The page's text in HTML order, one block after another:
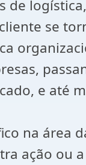
de
se
e até
na área
ação ou